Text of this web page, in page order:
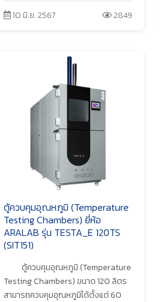
10 มิ.ย. 2567 2849
ตู้ควบคุมอุณหภูมิ (Temperature
Testing Chambers) ยี่ห้อ
ARALAB รุ่น TESTA_E 120TS
(SIT151)
ตู้ควบคุมอุณหภูมิ (Temperature
Testing Chambers) ขนาด 120 ลิตร
สามารถควบคุมอุณหภูมิได้ตั้งแต่ 60